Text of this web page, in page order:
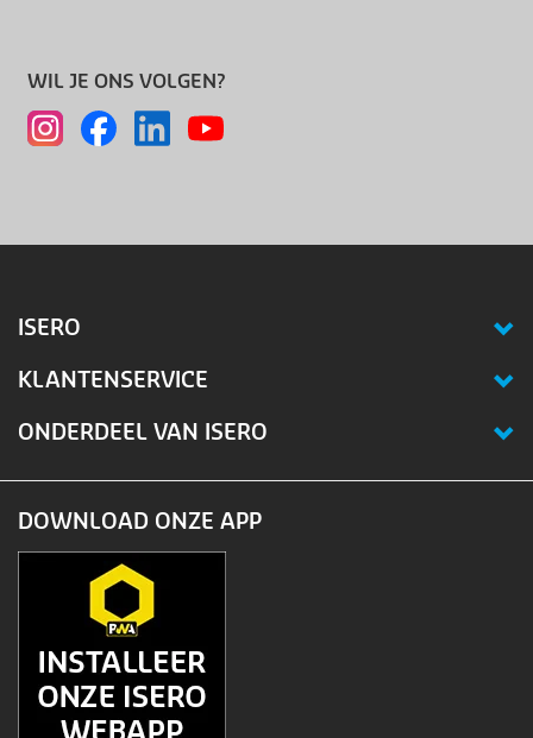
WIL JE ONS VOLGEN?
ISERO
KLANTENSERVICE
ONDERDEEL VAN ISERO
DOWNLOAD ONZE APP